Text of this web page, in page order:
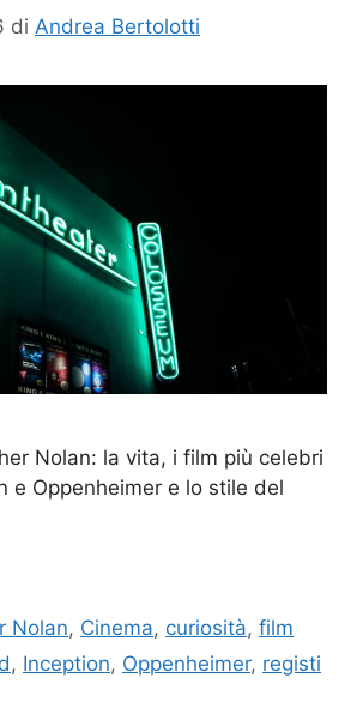
di Andrea Bertolotti
Nolan: la vita, i film più celebri
e Oppenheimer e lo stile del
Nolan, Cinema, curiosità,film
, Inception, Oppenheimer, registi